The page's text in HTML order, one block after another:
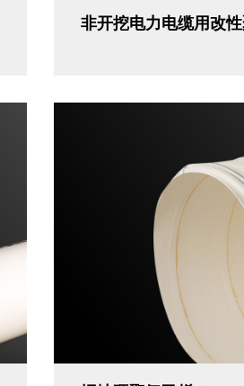
非开挖电力电缆用改